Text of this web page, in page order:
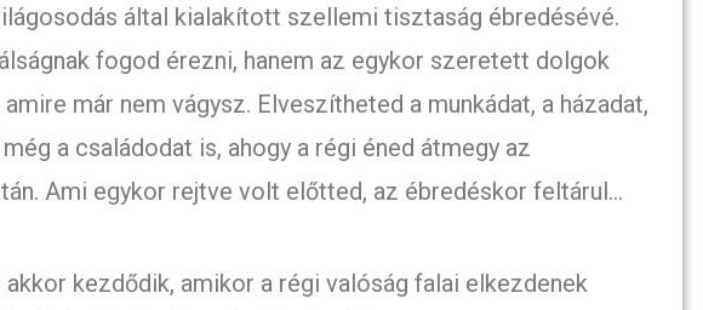
által kialakított szellemi tisztaság ébredésévé.
fogod érezni, hanem az egykor szeretett dolgok
már nem vágysz. Elveszítheted a munkádat, a házadat,
a családodat is, ahogy a régi éned átmegy az
Ami egykor rejtve volt előtted, az ébredéskor feltárul…
kezdődik, amikor a régi valóság falai elkezdenek